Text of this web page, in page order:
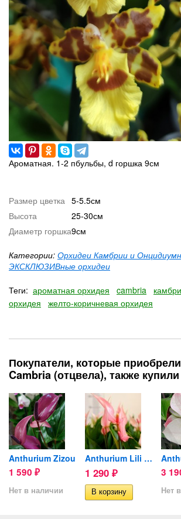
Ароматная. 1-2 пбульбы, d горшка 9см
Размер цветка 5-5.5см
Высота
25-30см
Диаметр горшка9см
Категории: Орхидеи Камбрии и
ЭКСКЛЮЗИВные орхидеи
Теги: ароматная орхидея cambria
орхидея
желто-коричневая орхидея
Покупатели, которые
Cambria (отцвела), также купили
Anthurium Zizou
1 590 ₽
Нет в наличии
Anthurium Lili pink (отцвел)
1 290 ₽ 3
Нет